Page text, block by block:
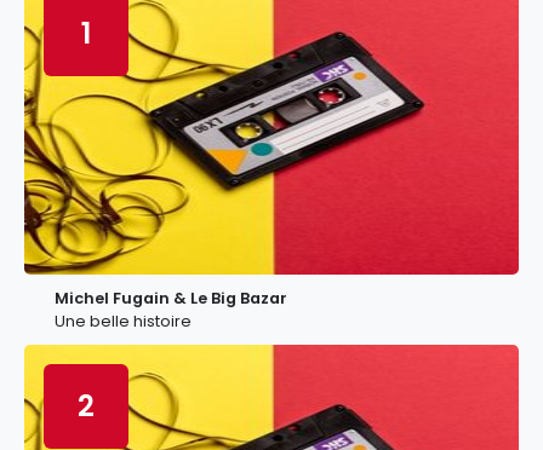
1
Michel Fugain & Le Big Bazar
Une belle histoire
2